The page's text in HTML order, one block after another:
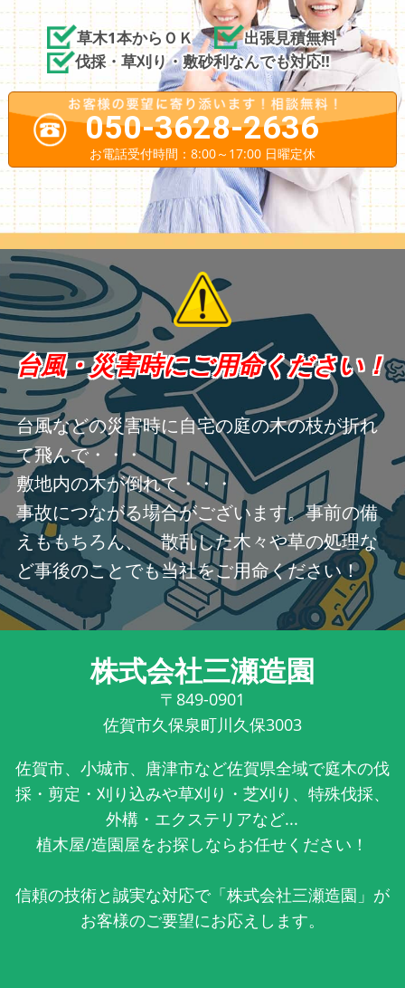
草木1本からＯＫ
出張見積無料
伐採・草刈り・敷砂利なんでも対応!!
050-3628-2636
お電話受付時間：8:00～17:00 日曜定休
台風・災害時にご用命ください！
台風などの災害時に自宅の庭の木の枝が折れ
て飛んで・・・
敷地内の木が倒れて・・・
事故につながる場合がございます。事前の備
えももちろん、 散乱した木々や草の処理な
ど事後のことでも当社をご用命ください！
株式会社三瀬造園
〒849-0901
佐賀市久保泉町川久保3003
佐賀市、小城市、唐津市など佐賀県全域で庭木の伐
採・剪定・刈り込みや草刈り・芝刈り、特殊伐採、
外構・エクステリアなど...
植木屋/造園屋をお探しならお任せください！
信頼の技術と誠実な対応で「株式会社三瀬造園」が
お客様のご要望にお応えします。